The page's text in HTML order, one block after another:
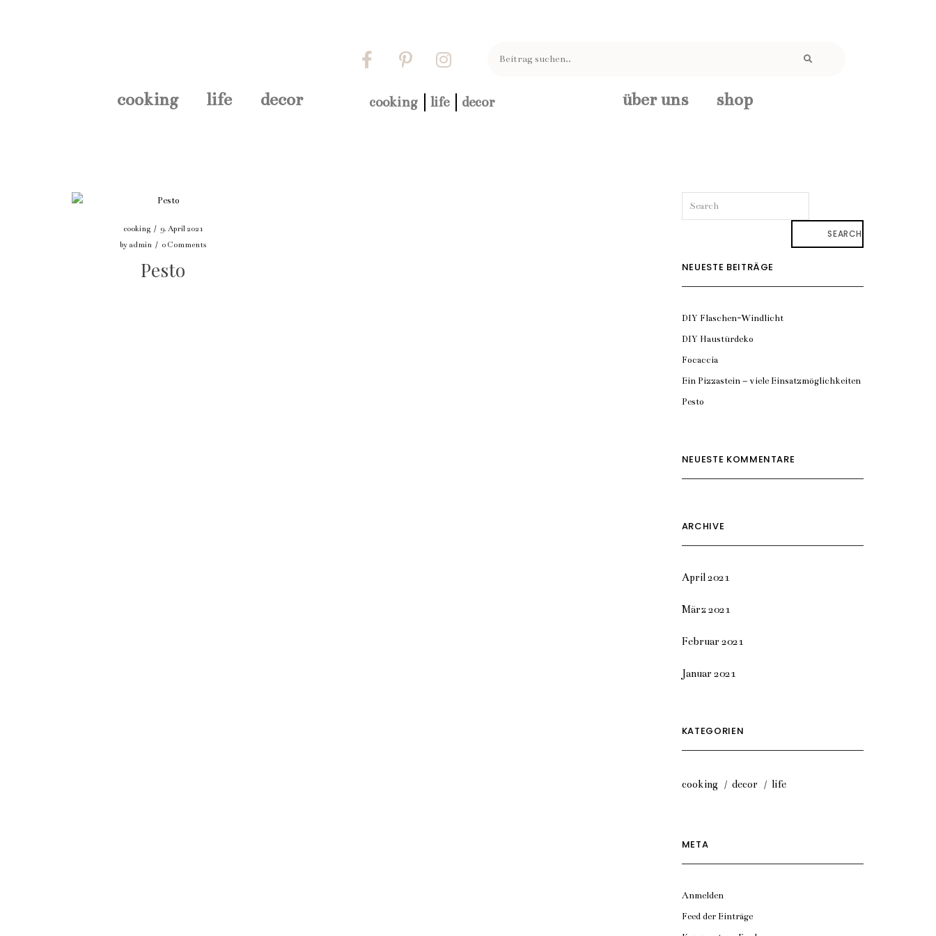
cooking life decor cooking life decor über uns shop
cooking / 9. April 2021
by admin / 0 Comments
Pesto
SEARCH
NEUESTE BEITRÄGE
DIY Flaschen-Windlicht
DIY Haustürdeko
Focaccia
Ein Pizzastein – viele Einsatzmöglichkeiten
Pesto
NEUESTE KOMMENTARE
ARCHIVE
April 2021
März 2021
Februar 2021
Januar 2021
KATEGORIEN
cooking decor life
META
Anmelden
Feed der Einträge